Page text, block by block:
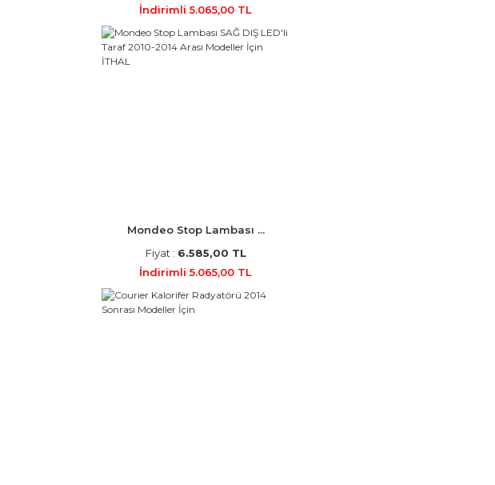
İndirimli 5.065,00 TL
Mondeo Stop Lambası ...
Fiyat : 6.585,00 TL
İndirimli 5.065,00 TL